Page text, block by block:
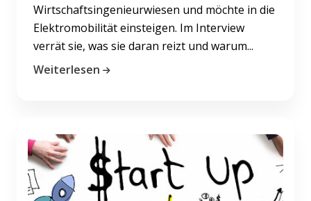
Wirtschaftsingenieurwiesen und möchte in die
Elektromobilität einsteigen. Im Interview
verrät sie, was sie daran reizt und warum...
Weiterlesen